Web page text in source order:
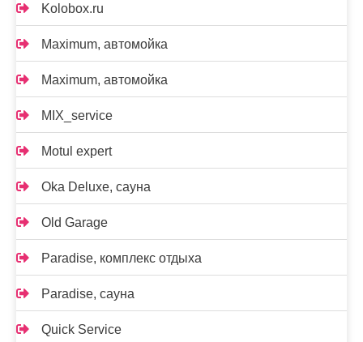
Kolobox.ru
Maximum, автомойка
Maximum, автомойка
MIX_service
Motul expert
Oka Deluxe, сауна
Old Garage
Paradise, комплекс отдыха
Paradise, сауна
Quick Service